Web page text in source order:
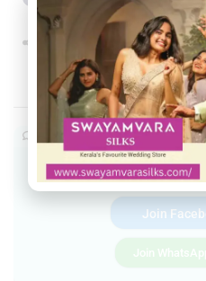
Facebook Twitter
Join our community
Join our
Join
Join